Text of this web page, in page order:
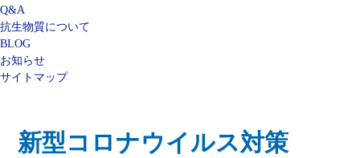
Q&A
抗生物質について
BLOG
お知らせ
サイトマップ
新型コロナウイルス対策